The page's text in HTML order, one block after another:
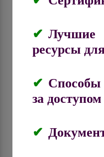
Лучшие
ресурсы
Способы
за